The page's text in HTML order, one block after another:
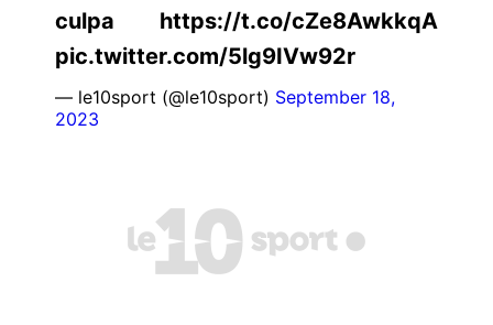
culpa https://t.co/cZe8AwkkqA
pic.twitter.com/5lg9IVw92r
— le10sport (@le10sport) September 18,
2023